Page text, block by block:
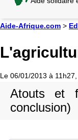
Aide-Afrique.com >
Le 06/01/2013 à
Atouts et
conclusion)